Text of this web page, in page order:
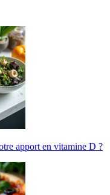
apport en vitamine D ?